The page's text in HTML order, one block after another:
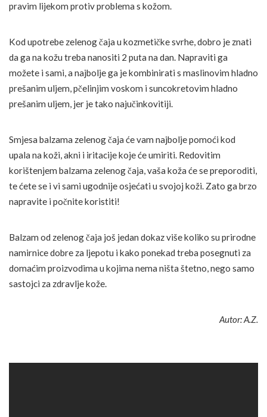
pravim lijekom protiv problema s kožom.
Kod upotrebe zelenog čaja u kozmetičke svrhe, dobro je znati
da ga na kožu treba nanositi 2 puta na dan. Napraviti ga
možete i sami, a najbolje ga je kombinirati s maslinovim hladno
prešanim uljem, pčelinjim voskom i suncokretovim hladno
prešanim uljem, jer je tako najučinkovitiji.
Smjesa balzama zelenog čaja će vam najbolje pomoći kod
upala na koži, akni i iritacije koje će umiriti. Redovitim
korištenjem balzama zelenog čaja, vaša koža će se preporoditi,
te ćete se i vi sami ugodnije osjećati u svojoj koži. Zato ga brzo
napravite i počnite koristiti!
Balzam od zelenog čaja još jedan dokaz više koliko su prirodne
namirnice dobre za ljepotu i kako ponekad treba posegnuti za
domaćim proizvodima u kojima nema ništa štetno, nego samo
sastojci za zdravlje kože.
Autor: A.Z.